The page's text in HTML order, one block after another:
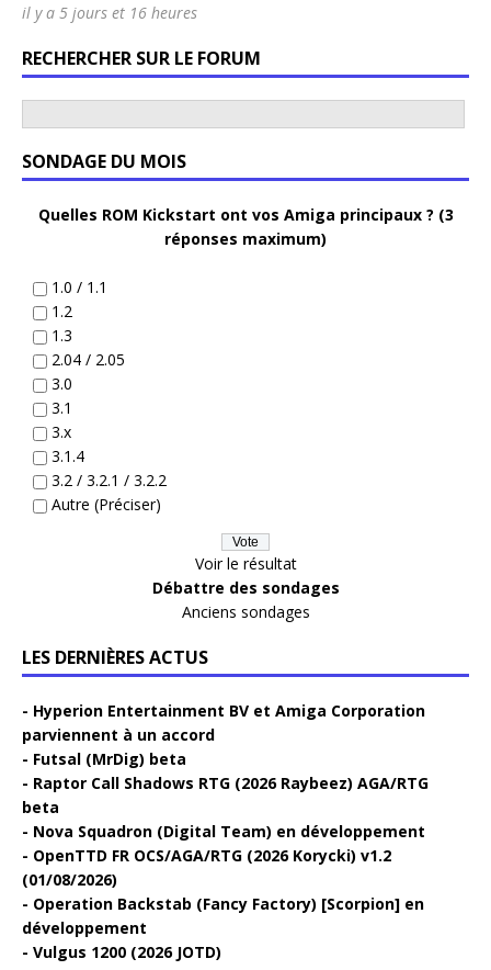
il y a 5 jours et 16 heures
RECHERCHER SUR LE FORUM
SONDAGE DU MOIS
Quelles ROM Kickstart ont vos Amiga principaux ? (3
réponses maximum)
1.0 / 1.1
1.2
1.3
2.04 / 2.05
3.0
3.1
3.x
3.1.4
3.2 / 3.2.1 / 3.2.2
Autre (Préciser)
Voir le résultat
Débattre des sondages
Anciens sondages
LES DERNIÈRES ACTUS
Hyperion Entertainment BV et Amiga Corporation
parviennent à un accord
Futsal (MrDig) beta
Raptor Call Shadows RTG (2026 Raybeez) AGA/RTG
beta
Nova Squadron (Digital Team) en développement
OpenTTD FR OCS/AGA/RTG (2026 Korycki) v1.2
(01/08/2026)
Operation Backstab (Fancy Factory) [Scorpion] en
développement
Vulgus 1200 (2026 JOTD)